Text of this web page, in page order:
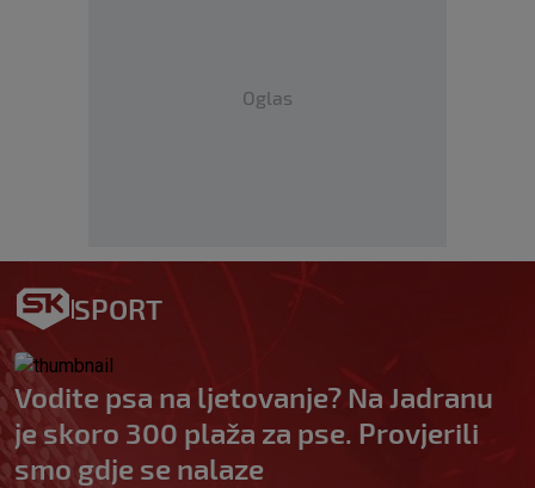
Oglas
SPORT
Vodite psa na ljetovanje? Na Jadranu
je skoro 300 plaža za pse. Provjerili
smo gdje se nalaze